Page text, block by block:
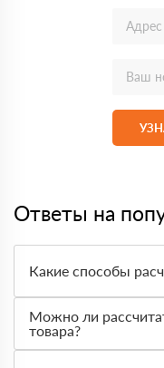
Ответы на
Какие способы
счёту. Точный
вами до отгрузки.
Можно ли
товара?